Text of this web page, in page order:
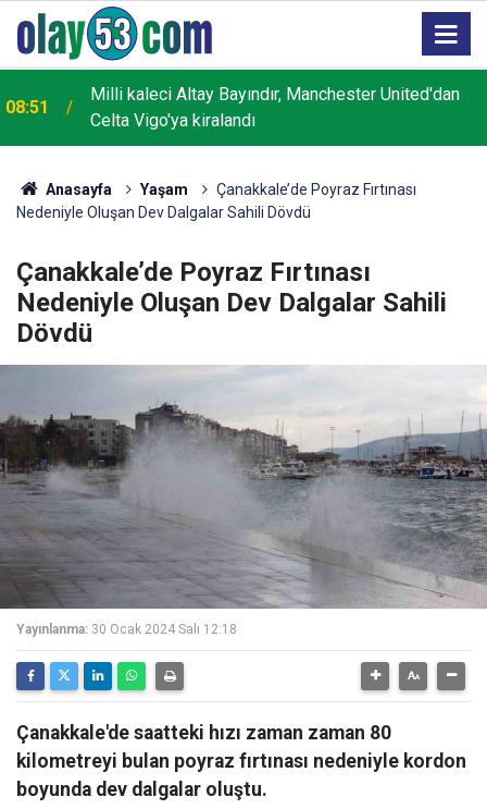
08:51
Milli kaleci Altay Bayındır, Manchester United'dan
Celta Vigo'ya kiralandı
Anasayfa Yaşam
Çanakkale’de Poyraz Fırtınası
Nedeniyle Oluşan Dev Dalgalar Sahili Dövdü
Çanakkale’de Poyraz Fırtınası
Nedeniyle Oluşan Dev Dalgalar Sahili
Dövdü
Yayınlanma: 30 Ocak 2024 Salı 12:18
Çanakkale'de saatteki hızı zaman zaman 80
kilometreyi bulan poyraz fırtınası nedeniyle kordon
boyunda dev dalgalar oluştu.